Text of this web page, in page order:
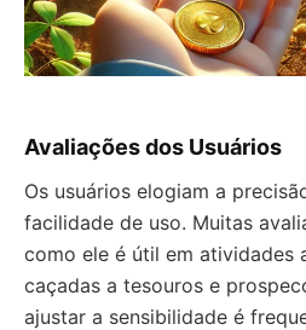
Avaliações dos Usuários
Os usuários elogiam a
facilidade de uso. Muitas
como ele é útil em atividades
caçadas a tesouros e
ajustar a sensibilidade é